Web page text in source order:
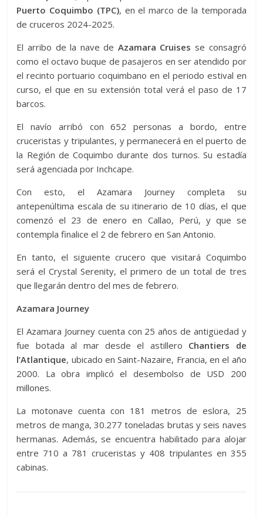
Puerto Coquimbo (TPC), en el marco de la temporada
de cruceros 2024-2025.
El arribo de la nave de Azamara Cruises se consagró
como el octavo buque de pasajeros en ser atendido por
el recinto portuario coquimbano en el periodo estival en
curso, el que en su extensión total verá el paso de 17
barcos.
El navío arribó con 652 personas a bordo, entre
cruceristas y tripulantes, y permanecerá en el puerto de
la Región de Coquimbo durante dos turnos. Su estadía
será agenciada por Inchcape.
Con esto, el Azamara Journey completa su
antepenúltima escala de su itinerario de 10 días, el que
comenzó el 23 de enero en Callao, Perú, y que se
contempla finalice el 2 de febrero en San Antonio.
En tanto, el siguiente crucero que visitará Coquimbo
será el Crystal Serenity, el primero de un total de tres
que llegarán dentro del mes de febrero.
Azamara Journey
El Azamara Journey cuenta con 25 años de antigüedad y
fue botada al mar desde el astillero Chantiers de
l’Atlantique, ubicado en Saint-Nazaire, Francia, en el año
2000. La obra implicó el desembolso de USD 200
millones.
La motonave cuenta con 181 metros de eslora, 25
metros de manga, 30.277 toneladas brutas y seis naves
hermanas. Además, se encuentra habilitado para alojar
entre 710 a 781 cruceristas y 408 tripulantes en 355
cabinas.